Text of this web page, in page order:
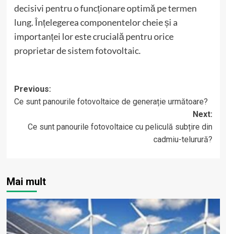
decisivi pentru o funcționare optimă pe termen
lung. Înțelegerea componentelor cheie și a
importanței lor este crucială pentru orice
proprietar de sistem fotovoltaic.
Post
navigation
Previous:
Ce sunt panourile fotovoltaice de generație următoare?
Next:
Ce sunt panourile fotovoltaice cu peliculă subțire din
cadmiu-telurură?
Mai mult